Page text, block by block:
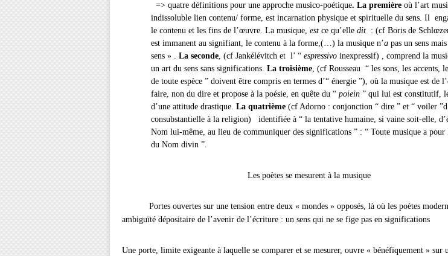
=> quatre définitions pour une approche musico-poétique. La première où l’art
indissoluble lien contenu/ forme, est incarnation physique et spirituelle du sens. Il
le contenu et les fins de l’œuvre. La musique, est ce qu’elle dit : (cf Boris de
est immanent au signifiant, le contenu à la forme,(…) la musique n’a pas un sens mais
sens » . La seconde, (cf Jankélévitch et l’ “ espressivo inexpressif) , comprend la
un art du sens sans significations. La troisième, (cf Rousseau “ les sons, les accents,
de toute espèce ” doivent être compris en termes d’“ énergie ”), où la musique est de
faire, non du dire et propose à la poésie, en quête du “ poiein ” qui lui est constitutif,
d’une attitude drastique. La quatrième (cf Adorno : conjonction “ dire ” et “ voiler
consubstantielle à la religion) identifiée à “ la tentative humaine, si vaine soit-elle,
Nom lui-même, au lieu de communiquer des significations ” : “ Toute musique a
du Nom divin ”.
Les poètes se mesurent à la musique
Portes ouvertes sur une tension entre deux « mondes » opposés, là où les poètes
ambiguïté dépositaire de l’avenir de l’écriture : un sens qui ne se fige pas en significations
Une porte, limite exigeante à laquelle se comparer et se mesurer, ouvre « bénéfiquement » sur